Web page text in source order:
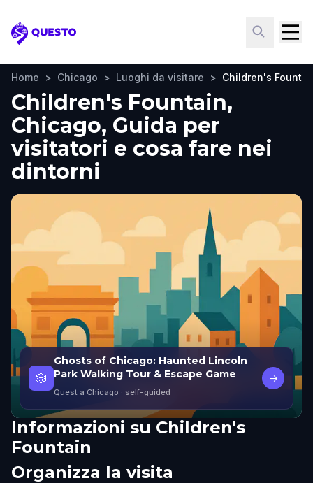
Questo
Home > Chicago > Luoghi da visitare > Children's
Children's Fountain,
Chicago, Guida per
visitatori e cosa fare nei
dintorni
🎲
Ghosts of Chicago: Haunted Lincoln
Park Walking Tour & Escape Game
Quest a Chicago · self-guided
→
Informazioni su Children's
Fountain
Organizza la visita